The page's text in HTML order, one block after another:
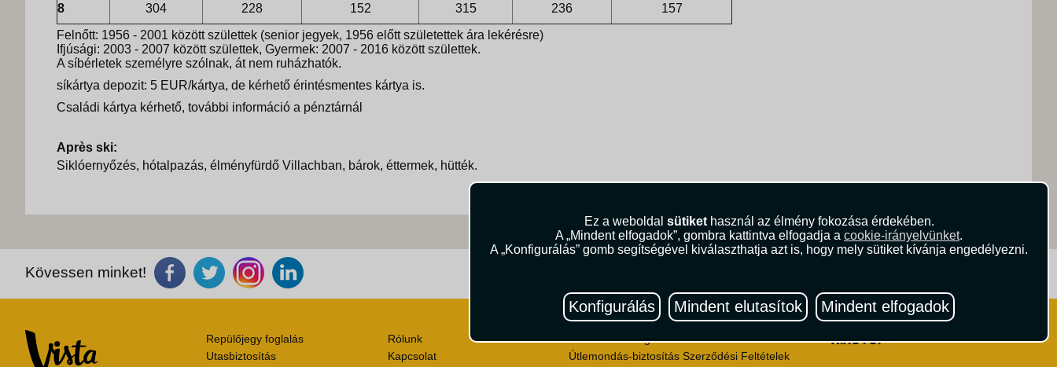
Ez a weboldal sütikethasznál az élmény fokozása érdekében.
A „Mindent elfogadok”, gombra kattintva elfogadja a cookie-irányelvünket.
A „Konfigurálás” gomb segítségével kiválaszthatja azt is, hogy mely sütiket kívánja engedélyezni.
Konfigurálás Mindent elutasítok Mindent elfogadok
8 304 228 152 315 236
157
Felnőtt: 1956 - 2001 között születtek (senior jegyek, 1956 előtt születettek ára lekérésre)
Ifjúsági: 2003 - 2007 között születtek, Gyermek: 2007 - 2016 között születtek.
A síbérletek személyre szólnak, át nem ruházhatók.
síkártya depozit: 5 EUR/kártya, de kérhető érintésmentes kártya is.
Családi kártya kérhető, további információ a pénztárnál
Après ski:
Siklóernyőzés, hótalpazás, élményfürdő Villachban, bárok, éttermek, hütték.
Kövessen minket!
Repülőjegy foglalás
Utasbiztosítás
Rólunk
Kapcsolat
Utazási Csomag Szerződési Feltételek
Útlemondás-biztosítás Szerződési Feltételek
Hírlevél